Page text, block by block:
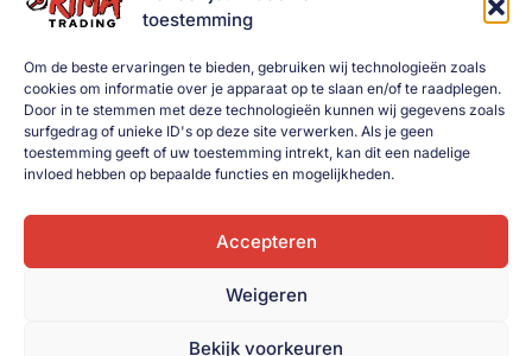
toestemming
Om de beste ervaringen te bieden, gebruiken wij technologieën zoals
cookies om informatie over je apparaat op te slaan en/of te raadplegen.
Door in te stemmen met deze technologieën kunnen wij gegevens zoals
surfgedrag of unieke ID's op deze site verwerken. Als je geen
toestemming geeft of uw toestemming intrekt, kan dit een nadelige
invloed hebben op bepaalde functies en mogelijkheden.
Accepteren
Weigeren
Bekijk voorkeuren
Bakken gebruikt
Dieren
Elektra
Gereedschap
Indoor Plants
Overdekslot goud koker
15,00
Toevoegen aan
winkelwagen
Toevoegen aan
winkelwagen